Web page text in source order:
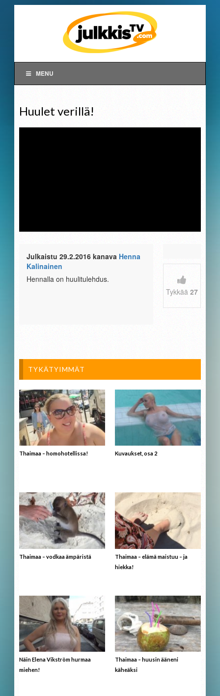
MENU
Huulet verillä!
Julkaistu 29.2.2016 kanava Henna
Kalinainen
Hennalla on huulitulehdus.
Tykkää 27
TYKÄTYIMMÄT
Thaimaa – homohotellissa! Kuvaukset, osa 2
Thaimaa – vodkaa ämpäristä
Thaimaa – elämä maistuu – ja
hiekka!
Näin Elena Vikström hurmaa
miehen!
Thaimaa – huusin ääneni
käheäksi